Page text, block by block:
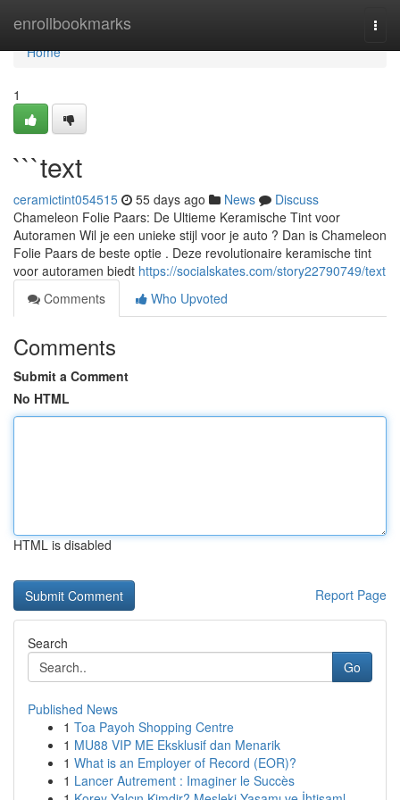
enrollbookmarks
Home
Home
1
```text
ceramictint054515 55 days ago News
Discuss
Chameleon Folie Paars: De Ultieme Keramische Tint voor
Autoramen Wil je een unieke stijl voor je auto ? Dan is Chameleon
Folie Paars de beste optie . Deze revolutionaire keramische tint
voor autoramen biedt https://socialskates.com/story22790749/text
Comments
Who Upvoted
Comments
Submit a Comment
No HTML
HTML is disabled
Report Page
Search
Go
Published News
1 Toa Payoh Shopping Centre
1 MU88 VIP ME Eksklusif dan Menarik
1 What is an Employer of Record (EOR)?
1 Lancer Autrement : Imaginer le Succès